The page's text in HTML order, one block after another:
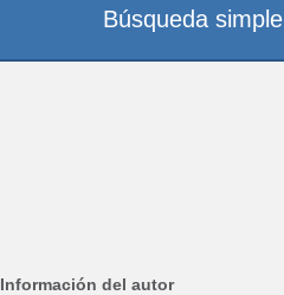
Información del autor
Búsqueda simple